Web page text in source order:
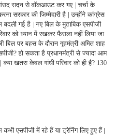
सदन से वॉकआउट कर गए | चर्चा के
सरकार की जिम्मेदारी है | उन्होंने कांग्रेस
बदली गई है | नए बिल के मुताबिक एसपीजी
को ध्यान में रखकर फैसला नहीं लिया जा
बिल पर बहस के दौरान गृहमंत्री अमित शाह
हो सकता है प्रधानमंत्री से ज्यादा आम
खतरा केवल गांधी परिवार को ही है? 130
एसपीजी में रहे हैं या ट्रेनिंग लिए हुए हैं |